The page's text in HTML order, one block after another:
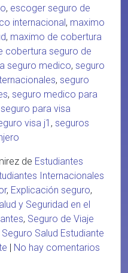
, escoger seguro de
internacional, maximo
, maximo de cobertura
cobertura seguro de
seguro medico, seguro
, seguro
, seguro medico para
seguro para visa
visa j1 , seguros
de Estudiantes
Internacionales
, Explicación seguro,
y Seguridad en el
, Seguro de Viaje
Seguro Salud Estudiante
| No hay comentarios